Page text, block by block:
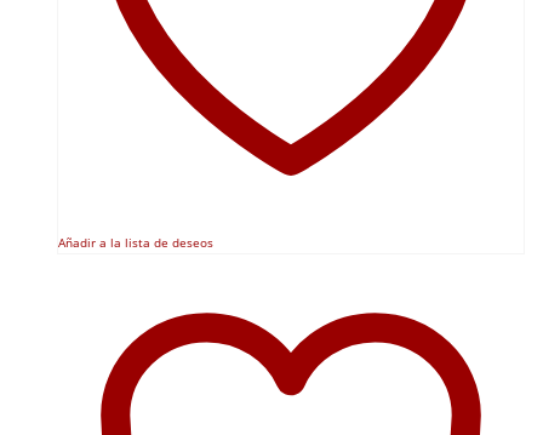
Añadir a la lista de deseos